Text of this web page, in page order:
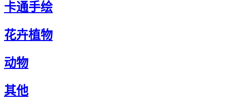
卡通手绘
花卉植物
动物
其他